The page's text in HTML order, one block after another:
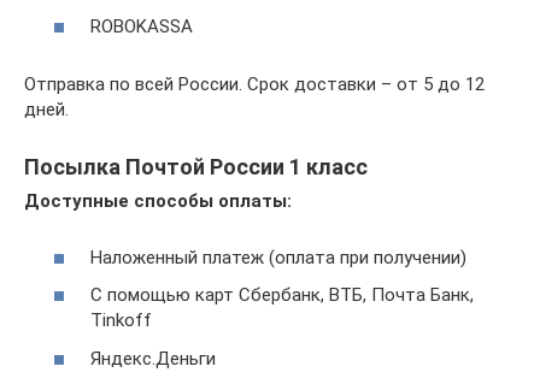
ROBOKASSA
Отправка по всей России. Срок доставки – от 5 до 12
дней.
Посылка Почтой России 1 класс
Доступные способы оплаты:
Наложенный платеж (оплата при получении)
С помощью карт Сбербанк, ВТБ, Почта Банк,
Tinkoff
Яндекс.Деньги